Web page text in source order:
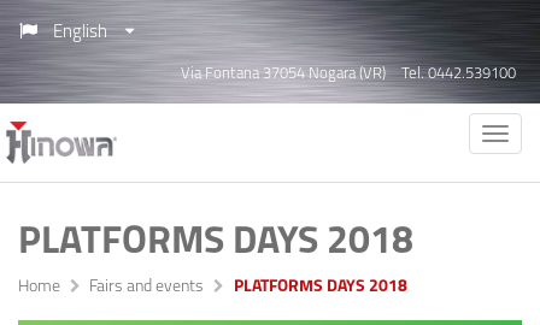
English
Via Fontana 37054 Nogara (VR) Tel. 0442.539100
PLATFORMS DAYS 2018
Home Fairs and events PLATFORMS DAYS 2018